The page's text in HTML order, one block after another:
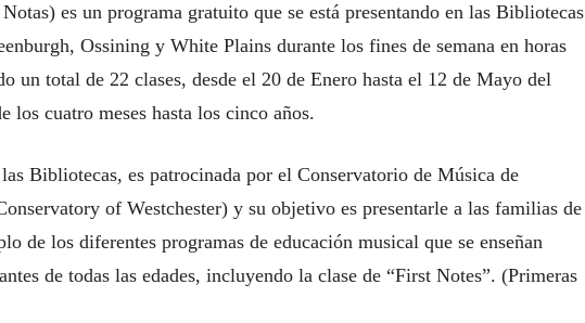
es un programa gratuito que se está presentando en las Bibliotecas
Ossining y White Plains durante los fines de semana en horas
un total de 22 clases, desde el 20 de Enero hasta el 12 de Mayo del
los cuatro meses hasta los cinco años.
Bibliotecas, es patrocinada por el Conservatorio de Música de
of Westchester) y su objetivo es presentarle a las familias de
de los diferentes programas de educación musical que se enseñan
de todas las edades, incluyendo la clase de “First Notes”. (Primeras